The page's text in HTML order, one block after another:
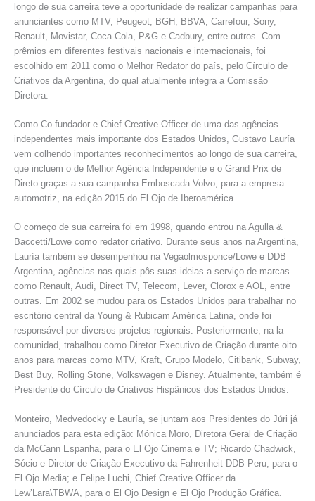
longo de sua carreira teve a oportunidade de realizar campanhas para
anunciantes como MTV, Peugeot, BGH, BBVA, Carrefour, Sony,
Renault, Movistar, Coca-Cola, P&G e Cadbury, entre outros. Com
prêmios em diferentes festivais nacionais e internacionais, foi
escolhido em 2011 como o Melhor Redator do país, pelo Círculo de
Criativos da Argentina, do qual atualmente integra a Comissão
Diretora.
Como Co-fundador e Chief Creative Officer de uma das agências
independentes mais importante dos Estados Unidos, Gustavo Lauría
vem colhendo importantes reconhecimentos ao longo de sua carreira,
que incluem o de Melhor Agência Independente e o Grand Prix de
Direto graças a sua campanha Emboscada Volvo, para a empresa
automotriz, na edição 2015 do El Ojo de Iberoamérica.
O começo de sua carreira foi em 1998, quando entrou na Agulla &
Baccetti/Lowe como redator criativo. Durante seus anos na Argentina,
Lauría também se desempenhou na Vegaolmosponce/Lowe e DDB
Argentina, agências nas quais pôs suas ideias a serviço de marcas
como Renault, Audi, Direct TV, Telecom, Lever, Clorox e AOL, entre
outras. Em 2002 se mudou para os Estados Unidos para trabalhar no
escritório central da Young & Rubicam América Latina, onde foi
responsável por diversos projetos regionais. Posteriormente, na la
comunidad, trabalhou como Diretor Executivo de Criação durante oito
anos para marcas como MTV, Kraft, Grupo Modelo, Citibank, Subway,
Best Buy, Rolling Stone, Volkswagen e Disney. Atualmente, também é
Presidente do Círculo de Criativos Hispânicos dos Estados Unidos.
Monteiro, Medvedocky e Lauría, se juntam aos Presidentes do Júri já
anunciados para esta edição: Mónica Moro, Diretora Geral de Criação
da McCann Espanha, para o El Ojo Cinema e TV; Ricardo Chadwick,
Sócio e Diretor de Criação Executivo da Fahrenheit DDB Peru, para o
El Ojo Media; e Felipe Luchi, Chief Creative Officer da
Lew’Lara\TBWA, para o El Ojo Design e El Ojo Produção Gráfica.